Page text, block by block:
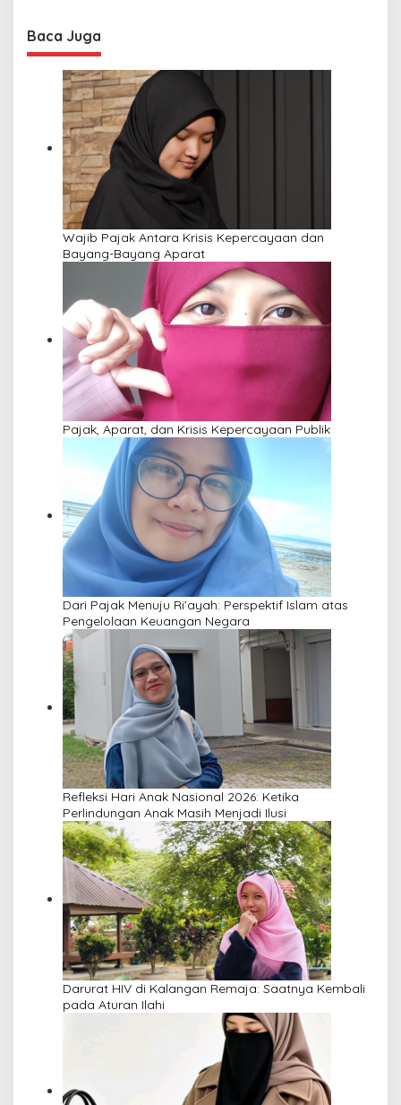
Baca Juga
Wajib Pajak Antara Krisis Kepercayaan dan
Bayang-Bayang Aparat
Pajak, Aparat, dan Krisis Kepercayaan Publik
Dari Pajak Menuju Ri’ayah: Perspektif Islam atas
Pengelolaan Keuangan Negara
Refleksi Hari Anak Nasional 2026: Ketika
Perlindungan Anak Masih Menjadi Ilusi
Darurat HIV di Kalangan Remaja: Saatnya Kembali
pada Aturan Ilahi